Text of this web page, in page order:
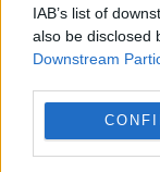
IAB’s list of
also be disclosed
Downstream
Στη
αυξηθούν
και από τις
καταιγίδες,
το
Άνεμοι: Από